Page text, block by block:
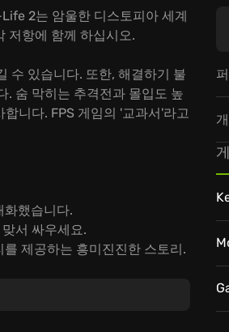
2는 암울한 디스토피아 세계
저항에 함께 하십시오.
수 있습니다. 또한, 해결하기 불
. 숨 막히는 추격전과 몰입도 높
니다. FPS 게임의 '교과서'라고
화했습니다.
서 싸우세요.
제공하는 흥미진진한 스토리.